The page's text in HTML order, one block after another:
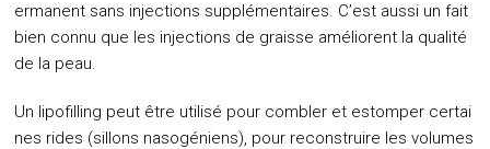
ermanent sans injections supplémentaires. C’est aussi un fait
bien connu que les injections de graisse améliorent la qualité
de la peau.
Un lipofilling peut être utilisé pour combler et estomper certai
nes rides (sillons nasogéniens), pour reconstruire les volumes